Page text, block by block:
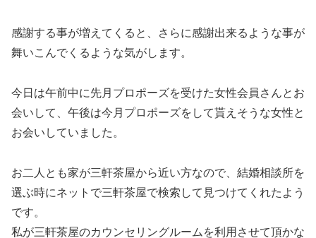
感謝する事が増えてくると、さらに感謝出来るような事が
舞いこんでくるような気がします。
今日は午前中に先月プロポーズを受けた女性会員さんとお
会いして、午後は今月プロポーズをして貰えそうな女性と
お会いしていました。
お二人とも家が三軒茶屋から近い方なので、結婚相談所を
選ぶ時にネットで三軒茶屋で検索して見つけてくれたよう
です。
私が三軒茶屋のカウンセリングルームを利用させて頂かな